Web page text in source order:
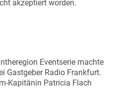
akzeptiert worden.
Eventserie machte
Gastgeber Radio Frankfurt.
Kapitänin Patricia Flach